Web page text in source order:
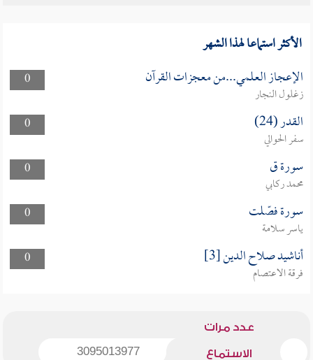
الأكثر استماعا لهذا الشهر
0 الإعجاز العلمي...من معجزات القرآن
زغلول النجار
0
القدر (24)
سفر الحوالي
0
سورة ق
محمد ركابي
0
سورة فصّلت
ياسر سلامة
0
أناشيد صلاح الدين [3]
فرقة الاعتصام
عدد مرات
الاستماع 3095013977